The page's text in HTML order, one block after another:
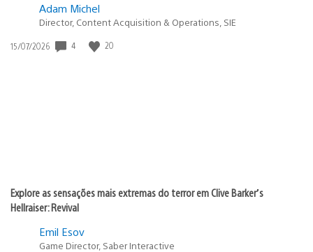
Adam Michel
Director, Content Acquisition & Operations, SIE
Data
15/07/2026 4 20
Explore as sensações mais extremas do terror em Clive Barker’s
Hellraiser: Revival
Emil Esov
Game Director, Saber Interactive